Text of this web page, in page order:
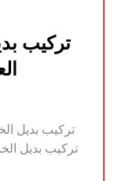
تركيب
تركيب بديل
تركيب بديل